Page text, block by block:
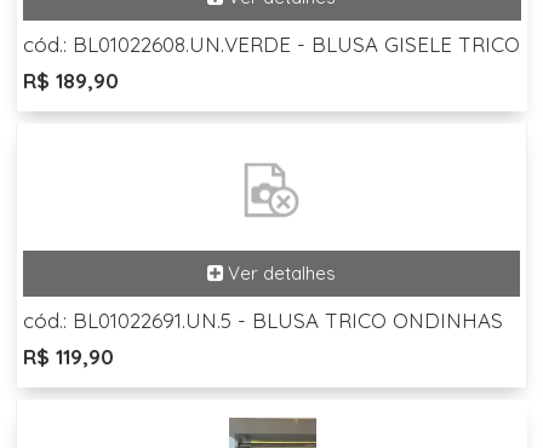
cód.: BL01022608.UN.VERDE - BLUSA GISELE TRICO
R$ 189,90
cód.: BL01022691.UN.5 - BLUSA TRICO ONDINHAS
R$ 119,90